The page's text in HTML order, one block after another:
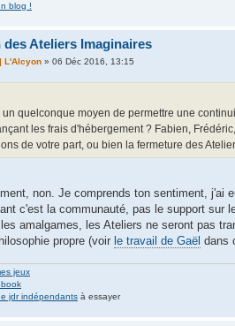
blog !
des Ateliers Imaginaires
L'Alcyon » 06 Déc 2016, 13:15
un quelconque moyen de permettre une
les frais d'hébergement ? Fabien,
de votre part, ou bien la fermeture des
non. Je comprends ton sentiment, j'ai
c'est la communauté, pas le support sur
amalgames, les Ateliers ne seront pas
propre (voir le travail de Gaël dans
jeux
jdr indépendants à essayer